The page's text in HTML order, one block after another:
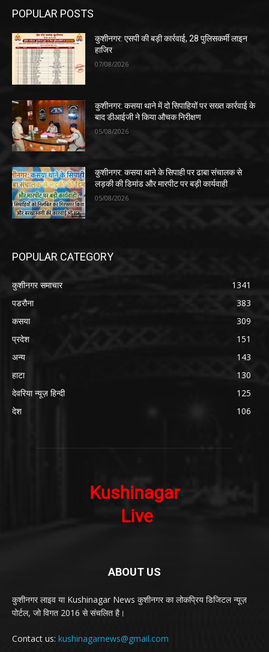
POPULAR POSTS
कुशीनगर: एसपी की बड़ी कार्रवाई, 28 पुलिसकर्मी लाइन
हाजिर
07/08/2026
कुशीनगर: कसया थाने में दो सिपाहियों पर सख्त कार्रवाई के
बाद डीआईजी ने किया औचक निरीक्षण
05/08/2026
कुशीनगर: कसया थाने के सिपाही पर ढाबा संचालक से
लड़की की डिमांड और मारपीट पर बड़ी कार्यवाही
05/08/2026
POPULAR CATEGORY
कुशीनगर समाचार
1341
पडरौना
383
कसया
309
प्रदेश
151
अन्य
143
हाटा
130
देवरिया न्यूज़ हिन्दी
125
देश
106
ABOUT US
कुशीनगर लाइव या Kushinagar News कुशीनगर का लोकप्रिय डिजिटल न्यूज़
पोर्टल, जो विगत 2016 से संचलित है।
Contact us: kushinagarnews@gmail.com